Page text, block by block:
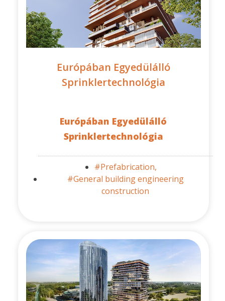
Európában Egyedülálló
Sprinklertechnológia
Európában Egyedülálló
Sprinklertechnológia
#Prefabrication,
#General building engineering
construction